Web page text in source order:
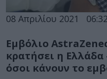
08 Απριλίου 2021 06:32
Εμβόλιο
κρατήσει η Ελλάδα
όσοι κάνουν το